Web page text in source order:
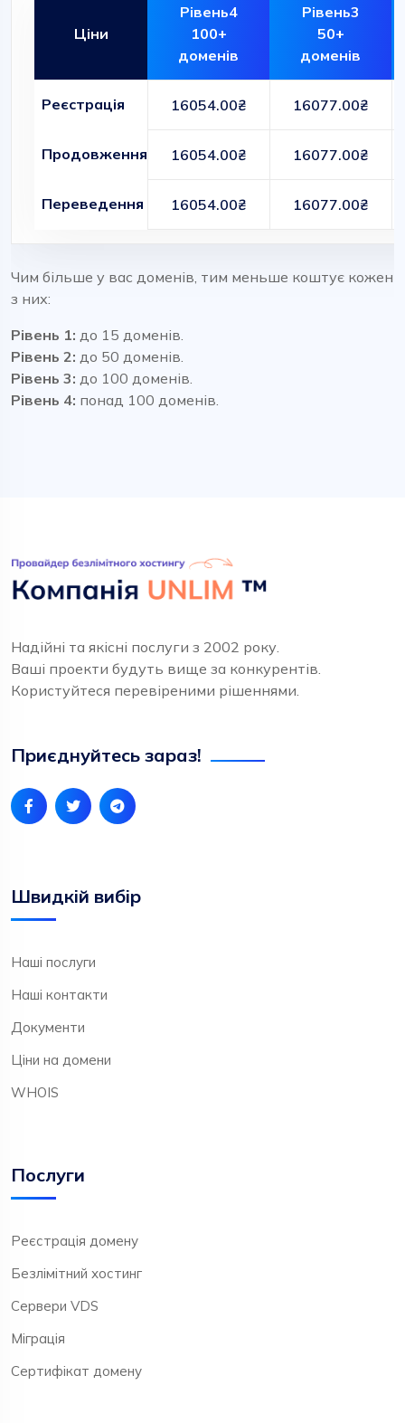
Ціни
Рівень4
100+
доменів
Рівень3
50+
доменів
Реєстрація 16054.00₴ 16077.00₴
Продовження 16054.00₴ 16077.00₴
Переведення 16054.00₴ 16077.00₴
Чим більше у вас доменів, тим меньше коштує кожен
з них:
Рівень 1: до 15 доменів.
Рівень 2: до 50 доменів.
Рівень 3: до 100 доменів.
Рівень 4: понад 100 доменів.
Надійні та якісні послуги з 2002 року.
Ваші проекти будуть вище за конкурентів.
Користуйтеся перевіреними рішеннями.
Приєднуйтесь зараз!
Швидкій вибір
Наші послуги
Наші контакти
Документи
Ціни на домени
WHOIS
Послуги
Реєстрація домену
Безлімітний хостинг
Сервери VDS
Міграція
Сертифікат домену